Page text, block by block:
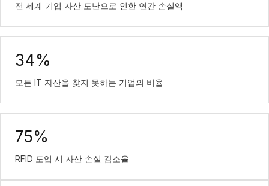
전 세계 기업 자산 도난으로 인한 연간 손실액
34%
모든 IT 자산을 찾지 못하는 기업의 비율
75%
RFID 도입 시 자산 손실 감소율